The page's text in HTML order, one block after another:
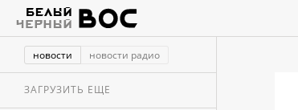
новости новости радио
ЗАГРУЗИТЬ ЕЩЕ